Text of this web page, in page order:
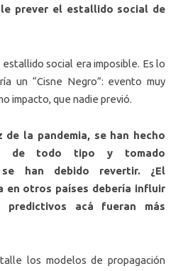
prever el estallido social de
social era imposible. Es lo
un “Cisne Negro”: evento muy
impacto, que nadie previó.
la pandemia, se han hecho
de todo tipo y tomado
se han debido revertir. ¿El
en otros países debería influir
acá fueran más
los modelos de propagación